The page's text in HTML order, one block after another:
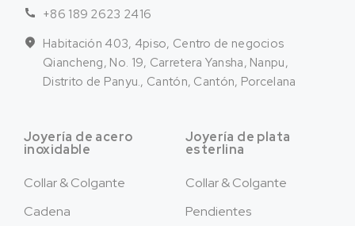
+86 189 2623 2416
Habitación 403, 4piso, Centro de negocios
Qiancheng, No. 19, Carretera Yansha, Nanpu,
Distrito de Panyu., Cantón, Cantón, Porcelana
Joyería de acero
inoxidable
Collar & Colgante
Cadena
Joyería de plata
esterlina
Collar & Colgante
Pendientes